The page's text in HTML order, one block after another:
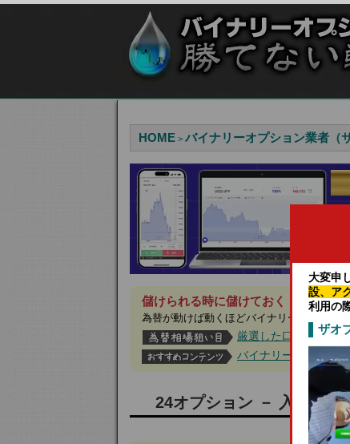
大変申
設、ア
利用の
ザオ
HOME > バイナリーオプション業者（
儲けられる時に儲けておく！今月は見
為替が動けば動くほどバイナリーオプショ
厳選した口コミ評価の
バイナリーオプショ
24オプション － 入金方法